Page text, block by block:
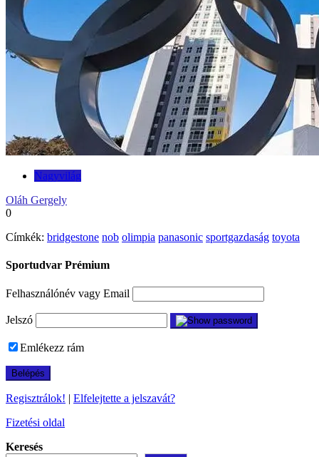
Nagyvilág
Oláh Gergely
0
Címkék: bridgestone nob olimpia panasonic sportgazdaság toyota
Sportudvar Prémium
Felhasználónév vagy Email
Jelszó
Emlékezz rám
Regisztrálok! | Elfelejtette a jelszavát?
Fizetési oldal
Keresés